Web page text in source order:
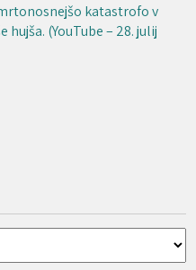
katastrofo v
(YouTube – 28. julij